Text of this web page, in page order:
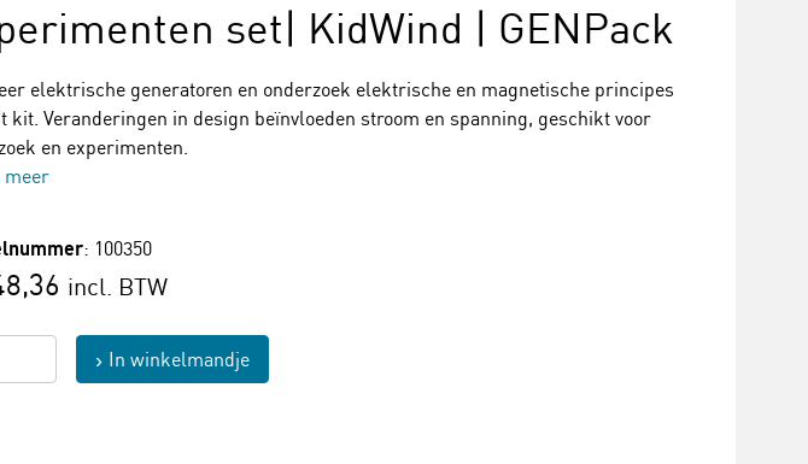
set| KidWind | GENPack
elektrische generatoren en onderzoek elektrische en magnetische principes
kit. Veranderingen in design beïnvloeden stroom en spanning, geschikt voor
en experimenten.
meer
: 100350
incl. BTW
In winkelmandje